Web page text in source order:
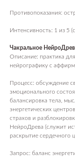
Противопоказания:
Интенсивность: 1 из 5
Чакральное
Описание: практика
нейрографику с
Процесс: обсуждение
эмоционального
балансировка тела,
энергетических
страхов и
НейроДрева (служит
раскрытие сердечного
Запрос: баланс